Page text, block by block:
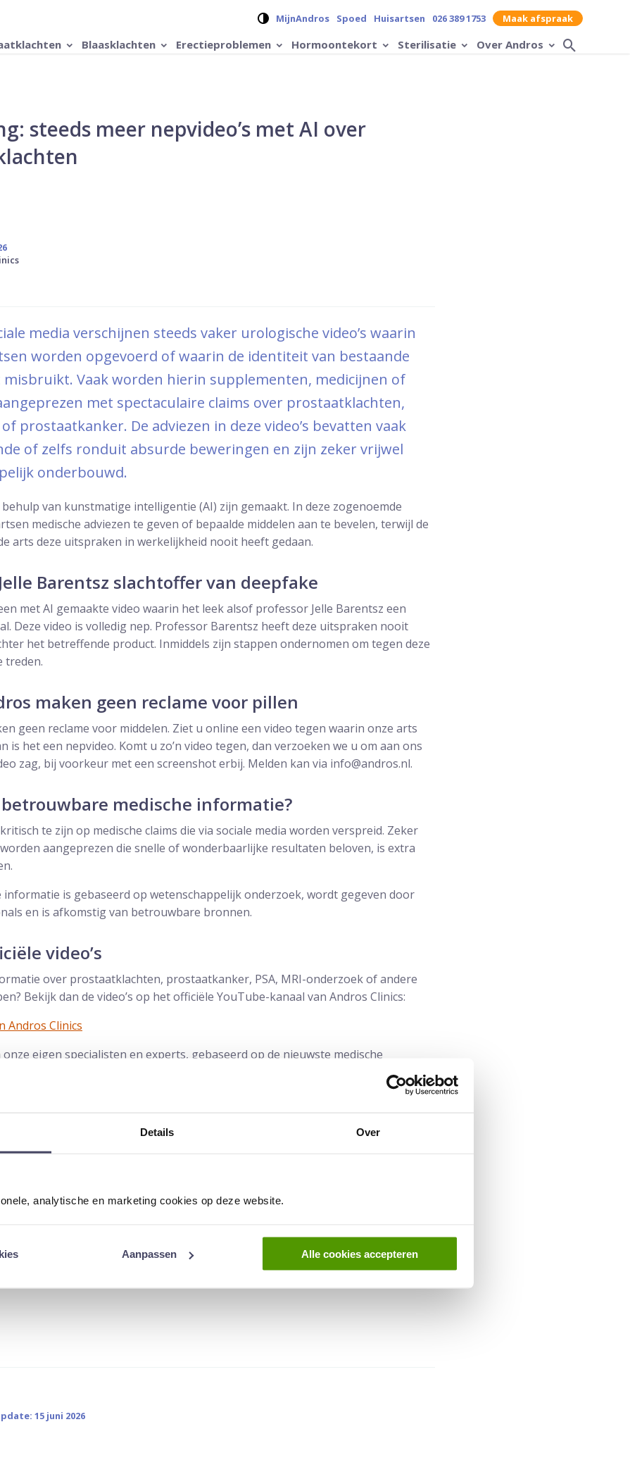
Details Over
analytische en marketing cookies op deze website.
Aanpassen Alle cookies accepteren
Verander contrast op de website
MijnAndros Spoed Huisartsen 026 389 1753 Maak afspraak
Blaasklachten Erectieproblemen Hormoontekort Sterilisatie Over Andros
steeds meer nepvideo’s met AI over
media verschijnen steeds vaker urologische video’s waarin
worden opgevoerd of waarin de identiteit van bestaande
Vaak worden hierin supplementen, medicijnen of
met spectaculaire claims over prostaatklachten,
prostaatkanker. De adviezen in deze video’s bevatten vaak
of zelfs ronduit absurde beweringen en zijn zeker vrijwel
onderbouwd.
behulp van kunstmatige intelligentie (AI) zijn gemaakt. In deze zogenoemde
medische adviezen te geven of bepaalde middelen aan te bevelen, terwijl de
arts deze uitspraken in werkelijkheid nooit heeft gedaan.
Barentsz slachtoffer van deepfake
met AI gemaakte video waarin het leek alsof professor Jelle Barentsz een
Deze video is volledig nep. Professor Barentsz heeft deze uitspraken nooit
het betreffende product. Inmiddels zijn stappen ondernomen om tegen deze
treden.
maken geen reclame voor pillen
geen reclame voor middelen. Ziet u online een video tegen waarin onze arts
is het een nepvideo. Komt u zo’n video tegen, dan verzoeken we u om aan ons
zag, bij voorkeur met een screenshot erbij. Melden kan via info@andros.nl.
medische informatie?
te zijn op medische claims die via sociale media worden verspreid. Zeker
aangeprezen die snelle of wonderbaarlijke resultaten beloven, is extra
informatie is gebaseerd op wetenschappelijk onderzoek, wordt gegeven door
en is afkomstig van betrouwbare bronnen.
video’s
over prostaatklachten, prostaatkanker, PSA, MRI-onderzoek of andere
Bekijk dan de video’s op het officiële YouTube-kanaal van Andros Clinics:
Andros Clinics
onze eigen specialisten en experts, gebaseerd op de nieuwste medische
met niet bestaande artsen:
15 juni 2026